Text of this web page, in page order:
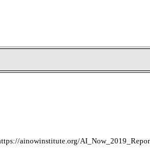
ainowinstitute.org/